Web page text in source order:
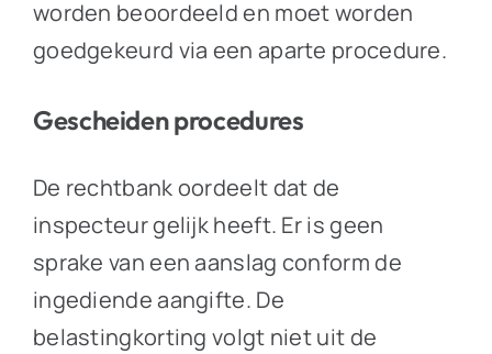
worden beoordeeld en moet worden
goedgekeurd via een aparte procedure.
Gescheiden procedures
De rechtbank oordeelt dat de
inspecteur gelijk heeft. Er is geen
sprake van een aanslag conform de
ingediende aangifte. De
belastingkorting volgt niet uit de